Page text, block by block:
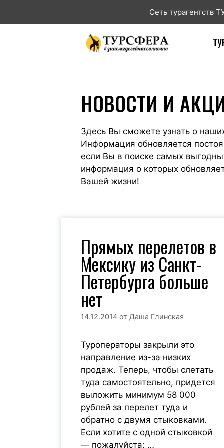
Сеть турагентств
НОВОСТИ И
Здесь Вы сможете узнать о
Информация обновляется
если Вы в поиске самых
информация о которых
Вашей жизни!
Прямых перелетов в
Мексику из Санкт-
Петербурга больше
нет
14.12.2014 от Даша Глинская
Туроператоры закрыли это
направление из-за низких
продаж. Теперь, чтобы слетать
туда самостоятельно, придется
выложить минимум 58 000
рублей за перелет туда и
обратно с двумя стыковками.
Если хотите с одной стыковкой
— пожалуйста: …